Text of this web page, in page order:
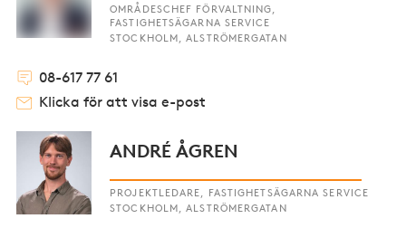
OMRÅDESCHEF FÖRVALTNING,
FASTIGHETSÄGARNA SERVICE
STOCKHOLM, ALSTRÖMERGATAN
08-617 77 61
Klicka för att visa e-post
ANDRÉ ÅGREN
PROJEKTLEDARE, FASTIGHETSÄGARNA SERVICE
STOCKHOLM, ALSTRÖMERGATAN